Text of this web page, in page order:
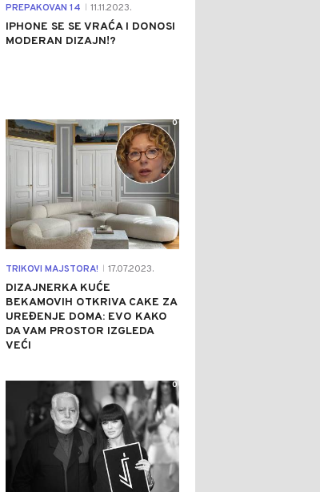
PREPAKOVAN 14 11.11.2023.
IPHONE SE SE VRAĆA I DONOSI
MODERAN DIZAJN!?
TRIKOVI MAJSTORA! 17.07.2023.
DIZAJNERKA KUĆE
BEKAMOVIH OTKRIVA CAKE ZA
UREĐENJE DOMA: EVO KAKO
DA VAM PROSTOR IZGLEDA
VEĆI
0
0